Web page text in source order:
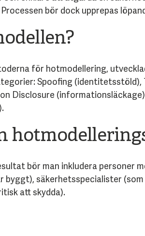
bör dock upprepas
för hotmodellering,
Spoofing (identitetsstöld),
Disclosure
bör man inkludera personer
byggt), säkerhetsspecialister
att skydda).